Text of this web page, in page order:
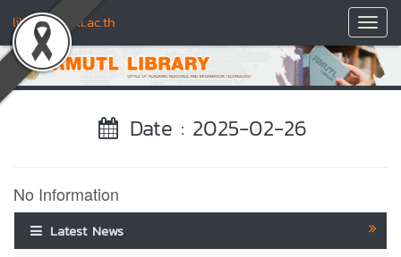
library.rmutl.ac.th
Date : 2025-02-26
No Information
Latest News